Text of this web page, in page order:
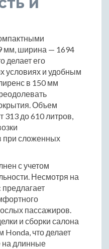
мм, ширина — 1694
делает его
условиях и удобным
в 150 мм
Объем
313 до 610 литров,
при сложенных
с учетом
Несмотря на
пассажиров.
и сборки салона
Honda, что делает
на длинные